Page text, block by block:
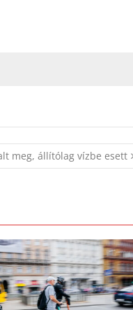
meg, állítólag vízbe esett